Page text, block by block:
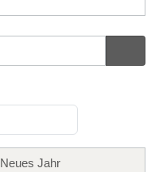
Neues Jahr